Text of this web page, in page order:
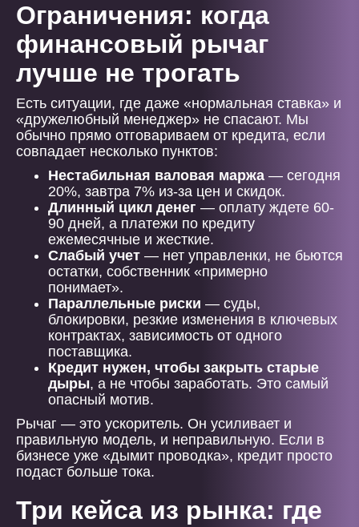
Ограничения: когда
финансовый рычаг
лучше не трогать
Есть ситуации, где даже «нормальная ставка» и
«дружелюбный менеджер» не спасают. Мы
обычно прямо отговариваем от кредита, если
совпадает несколько пунктов:
Нестабильная валовая маржа — сегодня
20%, завтра 7% из-за цен и скидок.
Длинный цикл денег — оплату ждете 60-
90 дней, а платежи по кредиту
ежемесячные и жесткие.
Слабый учет — нет управленки, не бьются
остатки, собственник «примерно
понимает».
Параллельные риски — суды,
блокировки, резкие изменения в ключевых
контрактах, зависимость от одного
поставщика.
Кредит нужен, чтобы закрыть старые
дыры, а не чтобы заработать. Это самый
опасный мотив.
Рычаг — это ускоритель. Он усиливает и
правильную модель, и неправильную. Если в
бизнесе уже «дымит проводка», кредит просто
подаст больше тока.
Три кейса из рынка: где